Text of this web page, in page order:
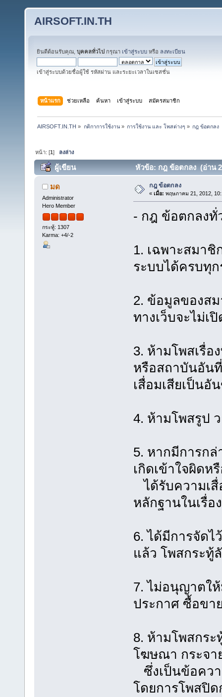
AIRSOFT.IN.TH
ยินดีต้อนรับคุณ, บุคคลทั่วไป กรุณา เข้าสู่ระบบ หรือ ลงทะเบียน
เข้าสู่ระบบด้วยชื่อผู้ใช้ รหัสผ่าน และระยะเวลาในเซสชั่น
หน้าแรก ช่วยเหลือ ค้นหา เข้าสู่ระบบ สมัครสมาชิก
AIRSOFT.IN.TH » กติกาการใช้งาน» การใช้งาน และ โพสต่างๆ » กฎ ข้อตกลง
หน้า: [1] ลงล่าง
ผู้เขียน หัวข้อ: กฎ ข้อตกลง (อ่าน
มด
Administrator
Hero Member
กระทู้: 1307
Karma: +4/-2
กฎ ข้อตกลง
« เมื่อ: พฤษภาคม 21, 2012,
- กฎ ข้อตกลงทั่
1. เฉพาะสมาชิ
ระบบได้ครบทุ
2. ข้อมูลของส
ทางเว็บจะไม่เ
3. ห้ามโพสเรื่อ
หรือสถาบันอัน
เสื่อมเสียเป็นอั
4. ห้ามโพสรูป
5. หากมีการก
เกิดเข้าใจผิด
ได้รับความเ
หลักฐานในเรื่
6. ได้มีการจัดไ
แล้ว โพสกระทู้
7. ไม่อนุญาตใ
ประกาศ ซื้อขา
8. ห้ามโพสกร
โฆษณา กระจา
ซึ่งเป็นข้อคว
โดยการโพสปิ